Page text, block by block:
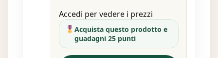
Accedi per vedere i prezzi
Acquista questo prodotto e
guadagni 25 punti